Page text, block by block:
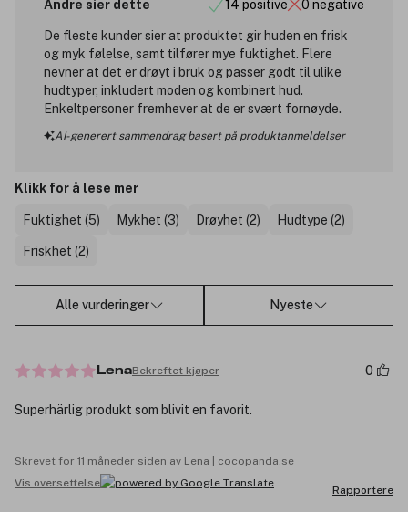
Andre sier dette 14 positive 0 negative
De fleste kunder sier at produktet gir huden en frisk
og myk følelse, samt tilfører mye fuktighet. Flere
nevner at det er drøyt i bruk og passer godt til ulike
hudtyper, inkludert moden og kombinert hud.
Enkeltpersoner fremhever at de er svært fornøyde.
AI-generert sammendrag basert på produktanmeldelser
Klikk for å lese mer
Fuktighet (5) Mykhet (3) Drøyhet (2) Hudtype (2)
Friskhet (2)
Alle vurderinger Nyeste
LenaBekreftet kjøper 0
Superhärlig produkt som blivit en favorit.
Skrevet for 11 måneder siden av Lena | cocopanda.se
Vis oversettelse
Rapportere